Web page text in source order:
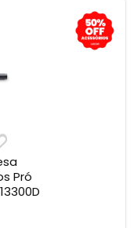
Pró